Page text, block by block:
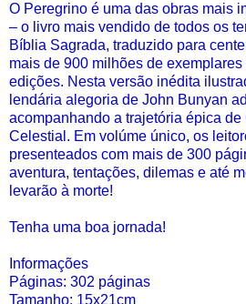
O Peregrino é uma das obras mais
– o livro mais vendido de todos os
Bíblia Sagrada, traduzido para
mais de 900 milhões de
edições. Nesta versão inédita
lendária alegoria de John Bunyan
acompanhando a trajetória épica
Celestial. Em volúme único, os
presenteados com mais de 300
aventura, tentações, dilemas e até
levarão à morte!
Tenha uma boa jornada!
Informações
Páginas: 302 páginas
Tamanho: 15x21cm